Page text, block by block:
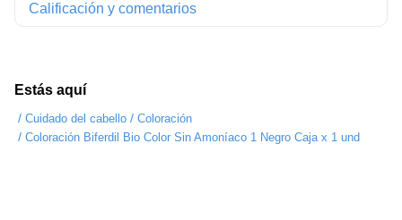
Estás aquí
/ Cuidado del cabello / Coloración
/ Coloración Biferdil Bio Color Sin Amoníaco 1 Negro Caja x 1 und
Calificación y comentarios